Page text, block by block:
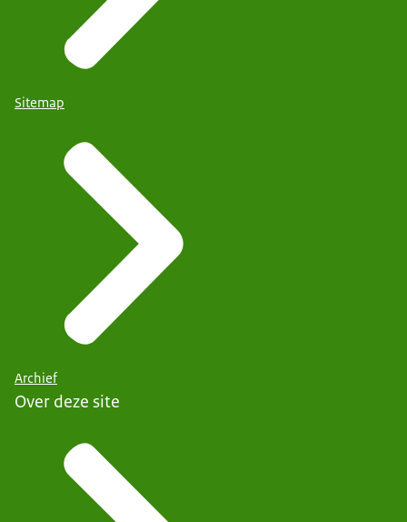
Sitemap
Archief
Over deze site